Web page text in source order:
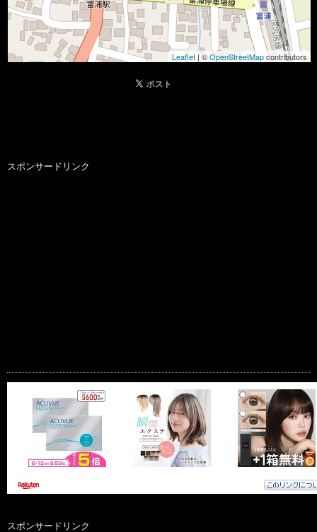
Leaflet | ©OpenStreetMapcontributors
スポンサードリンク
スポンサードリンク